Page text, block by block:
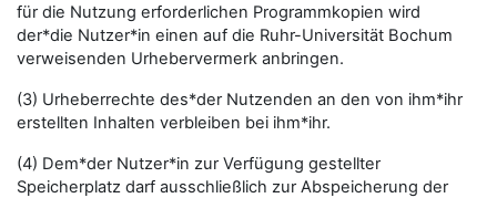
für die Nutzung erforderlichen Programmkopien wird
der*die Nutzer*in einen auf die Ruhr-Universität Bochum
verweisenden Urhebervermerk anbringen.
(3) Urheberrechte des*der Nutzenden an den von ihm*ihr
erstellten Inhalten verbleiben bei ihm*ihr.
(4) Dem*der Nutzer*in zur Verfügung gestellter
Speicherplatz darf ausschließlich zur Abspeicherung der